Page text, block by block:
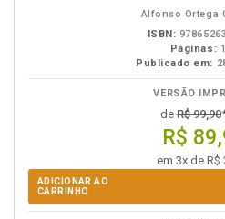
Alfonso Ortega
ISBN:
Páginas:
Publicado em:
VERSÃO
de R$ 99,90
R$
em 3x de R$
ADICIONAR AO
CARRINHO